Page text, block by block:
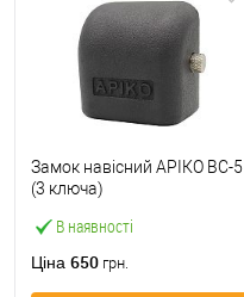
В наявності
Замок навісний АРІКО ВС-5
(3 ключа)
Ціна 650 грн.